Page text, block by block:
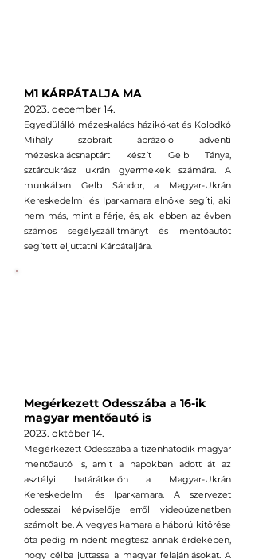
M1 KÁRPÁTALJA MA
2023. december 14.
Egyedülálló mézeskalács házikókat és Kolodkó
Mihály szobrait ábrázoló adventi
mézeskalácsnaptárt készít Gelb Tánya,
sztárcukrász ukrán gyermekek számára. A
munkában Gelb Sándor, a Magyar-Ukrán
Kereskedelmi és Iparkamara elnöke segíti, aki
nem más, mint a férje, és, aki ebben az évben
számos segélyszállítmányt és mentőautót
segített eljuttatni Kárpátaljára.
Megérkezett Odesszába a 16-ik
magyar mentőautó is
2023. október 14.
Megérkezett Odesszába a tizenhatodik magyar
mentőautó is, amit a napokban adott át az
asztélyi határátkelőn a Magyar-Ukrán
Kereskedelmi és Iparkamara. A szervezet
odesszai képviselője erről videoüzenetben
számolt be. A vegyes kamara a háború kitörése
óta pedig mindent megtesz annak érdekében,
hogy célba juttassa a magyar felajánlásokat. A